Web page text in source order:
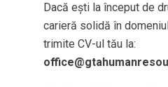
Dacă ești la început de
carieră solidă în
trimite CV-ul tău la: